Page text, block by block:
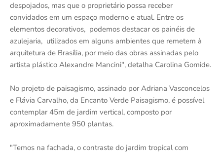
despojados, mas que o proprietário possa receber
convidados em um espaço moderno e atual. Entre os
elementos decorativos, podemos destacar os painéis de
azulejaria, utilizados em alguns ambientes que remetem à
arquitetura de Brasília, por meio das obras assinadas pelo
artista plástico Alexandre Mancini", detalha Carolina Gomide.
No projeto de paisagismo, assinado por Adriana Vasconcelos
e Flávia Carvalho, da Encanto Verde Paisagismo, é possível
contemplar 45m de jardim vertical, composto por
aproximadamente 950 plantas.
"Temos na fachada, o contraste do jardim tropical com